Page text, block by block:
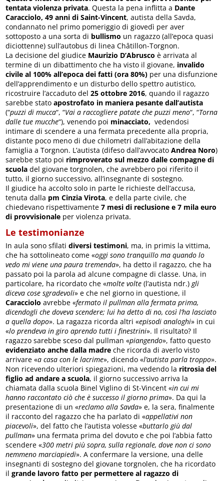
tentata violenza privata. Questa la pena inflitta a Dante
Caracciolo, 49 anni di Saint-Vincent, autista della Savda,
condannato nel primo pomeriggio di giovedì per aver
sottoposto a una sorta di bullismo un ragazzo (all’epoca quasi
diciottenne) sull’autobus di linea Châtillon-Torgnon.
La decisione del giudice Maurizio D’Abrusco è arrivata al
termine di un dibattimento che ha visto il giovane, invalido
civile al 100% all’epoca dei fatti (ora 80%) per una disfunzione
dell’apprendimento e un disturbo dello spettro autistico,
ricostruire l’accaduto del25 ottobre 2016, quando il ragazzo
sarebbe statoapostrofato in maniera pesante dall’autista
(“puzzi di mucca“, “Vai a raccogliere patate che puzzi meno“, “Torna
dalle tue mucche“), venendo poi minacciato,vedendosi
intimare di scendere a una fermata precedente alla propria,
distante poco meno di due chilometri dall’abitazione della
famiglia a Torgnon. L’autista (difeso dall’avvocatoAndrea Noro)
sarebbe stato poi rimproverato sul mezzo dalle compagne di
scuola del giovane torgnolen, che avrebbero poi riferito il
tutto, il giorno successivo, all’insegnante di sostegno.
Il giudice ha accolto solo in parte le richieste dell’accusa,
tenuta dalla pm Cinzia Virota, e della parte civile, che
chiedevano rispettivamente7 mesi di reclusione e 7 mila euro
di provvisionale per violenza privata.
Le testimonianze
In aula sono sfilatidiversi testimoni, ma, in primis la vittima,
che ha sottolineato come «oggi sono tranquillo ma quando lo
vedo mi viene una paura tremenda», ha detto il ragazzo, che ha
passato poi la parola ad alcune compagne di classe. Una, in
particolare, ha ricordato che «molte volte (l’autista ndr.)gli
diceva cose sgradevoli» e che nel giorno in questione, il
Caracciolo avrebbe «fermato il pullman alla fermata prima,
dicendogli che doveva scendere; lui ha detto di no, così l’ha lasciato
a quella dopo». La ragazza ricorda altri «episodi analoghi» in cui
«lo prendeva in giro aprendo tutti i finestrini». Il risultato? Il
ragazzo sarebbe sceso dal pullman «piangendo», fatto questo
evidenziato anche dalla madre che ricorda di averlo visto
arrivare «a casa con le lacrime», dicendo «l’autista parla troppo».
Non ricevendo ulteriori spiegazioni, ma vedendo la ritrosia del
figlio ad andare a scuola, il giorno successivo arriva la
chiamata dalla scuola Binel Viglino di St-Vincent «in cui mi
hanno raccontato ciò che è successo il giorno prima». Da qui la
presentazione di un «reclamo alla Savda» e, la sera, finalmente
il racconto del ragazzo che ha parlato di «appellativi non
piacevoli», del fatto che l’autista volesse «buttarlo giù dal
pullman» una fermata prima del dovuto e che poi l’abbia fatto
scendere «300 metri più sopra, sulla regionale, dove non ci sono
nemmeno marciapiedi». A confermare la versione, una delle
insegnanti di sostegno del giovane torgnolen, che ha ricordato
ilgrande lavoro fatto per permettere al ragazzo di